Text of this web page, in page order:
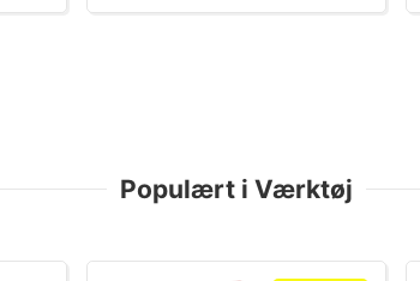
Populært i Værktøj